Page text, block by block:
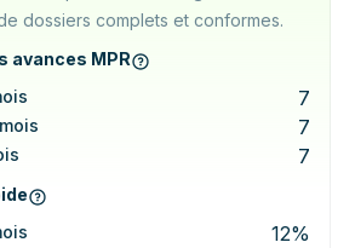
dossiers complets et conformes.
avances MPR
7
7
7
12%